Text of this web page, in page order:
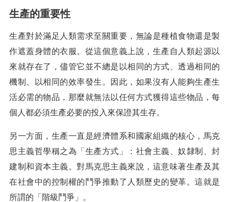
生產的重要性
生產對於滿足人類需求至關重要，無論是種植食物還是製
作遮蓋身體的衣服。從這個意義上說，生產自人類起源以
來就存在了，儘管它並不總是以相同的方式、透過相同的
機制、以相同的效率發生。因此，如果沒有人能夠生產生
活必需的物品，那麼就無法以任何方式獲得這些物品，每
個人都必須生產必要的投入來保證其生存。
另一方面，生產一直是經濟體系和國家組織的核心，馬克
思主義哲學稱之為「生產方式」：社會主義、奴隸制、封
建制和資本主義。對馬克思主義來說，這意味著生產及其
在社會中的控制權的鬥爭推動了人類歷史的變革。這就是
所謂的「階級鬥爭」。